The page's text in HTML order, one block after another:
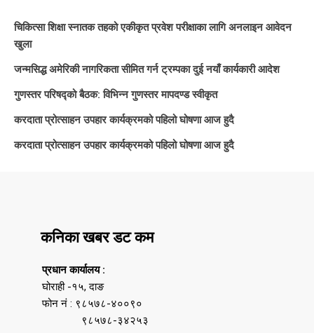
चिकित्सा शिक्षा स्नातक तहको एकीकृत प्रवेश परीक्षाका लागि अनलाइन आवेदन
खुला
जन्मसिद्ध अमेरिकी नागरिकता सीमित गर्न ट्रम्पका दुई नयाँ कार्यकारी आदेश
गुणस्तर परिषद्को बैठक: विभिन्न गुणस्तर मापदण्ड स्वीकृत
करदाता प्रोत्साहन उपहार कार्यक्रमको पहिलो घोषणा आज हुदै
करदाता प्रोत्साहन उपहार कार्यक्रमको पहिलो घोषणा आज हुदै
कनिका खबर डट कम
प्रधान कार्यालय :
घोराही -१५, दाङ
फोन नं : ९८५७८-४००९०
९८५७८-३४२५३